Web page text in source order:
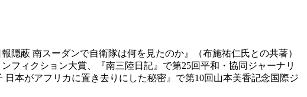
隠蔽 南スーダンで自衛隊は何を見たのか』（布施祐仁氏との共著）
フィクション大賞、『南三陸日記』で第25回平和・協同ジャーナリ
本がアフリカに置き去りにした秘密』で第10回山本美香記念国際ジ